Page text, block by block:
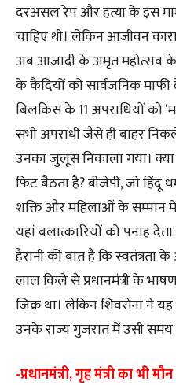
दरअसल रेप और हत्या के इस
चाहिए थी। लेकिन आजीवन
अब आजादी के अमृत महोत्सव
के कैदियों को सार्वजनिक
बिलकिस के 11 अपराधियों को
सभी अपराधी जैसे ही बाहर
उनका जुलूस निकाला गया।
फिट बैठता है? बीजेपी, जो हिंदू
शक्ति और महिलाओं के सम्मान
यहां बलात्कारियों को पनाह
हैरानी की बात है कि
लाल किले से प्रधानमंत्री के
जिक्र था। लेकिन शिवसेना ने
उनके राज्य गुजरात में उसी समय
-प्रधानमंत्री, गृह मंत्री का भी मौन